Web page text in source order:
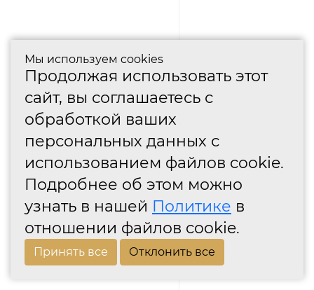
Мы используем cookies
Продолжая использовать этот
сайт, вы соглашаетесь с
обработкой ваших
персональных данных с
использованием файлов cookie.
Подробнее об этом можно
узнать в нашей Политике в
отношении файлов cookie.
Принять все Отклонить все